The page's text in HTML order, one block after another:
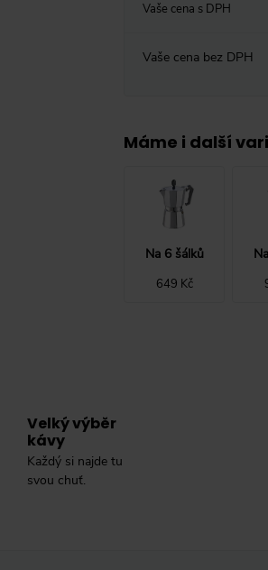
Vaše cena s DPH
Vaše cena bez DPH
Máme i další
Na 6 šálků
649 Kč
Velký výběr
kávy
Každý si najde tu
svou chuť.